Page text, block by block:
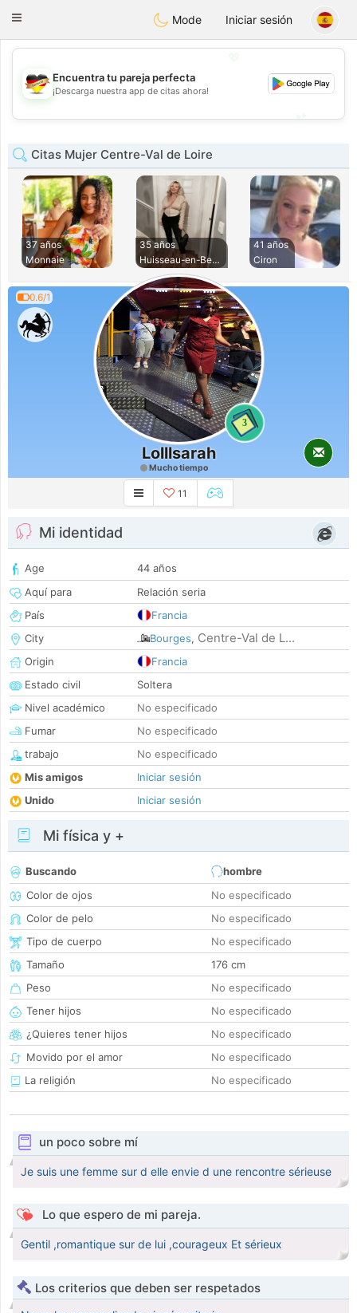
DeutschDating
Toggle
Mode Iniciar sesión
💖
💕
Encuentra tu pareja perfecta
¡Descarga nuestra app de citas ahora!
Citas Mujer Centre-Val de Loire
37 años
Monnaie
35 años
Huisseau-en-Beauce
41 años
Ciron
0.6/1
3
Lolllsarah
Mucho tiempo
11
Mi identidad
Age
44 años
Aquí para
Relación seria
País
Francia
City
Bourges, Centre-Val de L...
Origin
Francia
Estado civil
Soltera
Nivel académico
No especificado
Fumar
No especificado
trabajo
No especificado
Mis amigos
Iniciar sesión
Unido
Iniciar sesión
Mi física y +
Buscando
hombre
Color de ojos
No especificado
Color de pelo
No especificado
Tipo de cuerpo
No especificado
Tamaño
176 cm
Peso
No especificado
Tener hijos
No especificado
¿Quieres tener hijos
No especificado
Movido por el amor
No especificado
La religión
No especificado
un poco sobre mí
Je suis une femme sur d elle envie d une rencontre sérieuse
Lo que espero de mi pareja.
Gentil ,romantique sur de lui ,courageux Et sérieux
Los criterios que deben ser respetados